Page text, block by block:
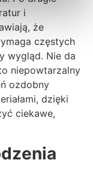
i
że
częstych
wygląd. Nie da
niepowtarzalny
ozdobny
dzięki
ciekawe,